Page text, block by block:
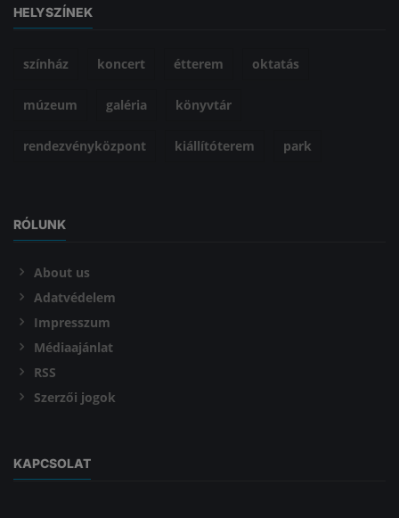
HELYSZÍNEK
színház koncert étterem oktatás
múzeum galéria könyvtár
rendezvényközpont kiállítóterem park
RÓLUNK
About us
Adatvédelem
Impresszum
Médiaajánlat
RSS
Szerzői jogok
KAPCSOLAT